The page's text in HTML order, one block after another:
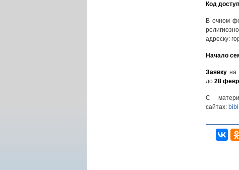
Код
В очном
адреску:
Начало
Заявку на
до 28
С
сайтах: